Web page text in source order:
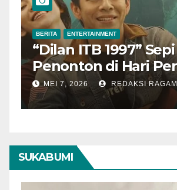
ENTERTAINMENT
ITB 1997” Sepi
di Hari Perdana,
Nilai Cerita
Kuat
MEI 7, 2026 REDAKSI RAGAM BAHASA
SUKABUMI